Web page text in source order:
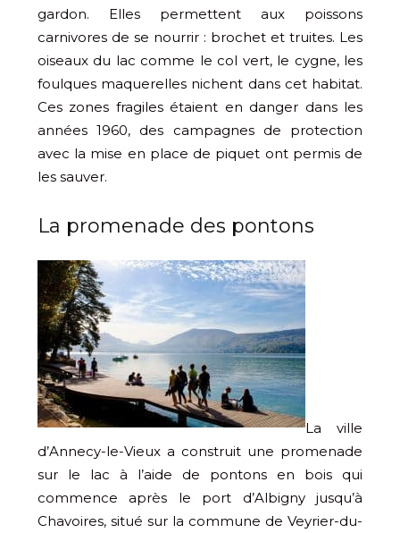
gardon. Elles permettent aux poissons
carnivores de se nourrir : brochet et truites. Les
oiseaux du lac comme le col vert, le cygne, les
foulques maquerelles nichent dans cet habitat.
Ces zones fragiles étaient en danger dans les
années 1960, des campagnes de protection
avec la mise en place de piquet ont permis de
les sauver.
La promenade des pontons
La ville
d’Annecy-le-Vieux a construit une promenade
sur le lac à l’aide de pontons en bois qui
commence après le port d’Albigny jusqu’à
Chavoires, situé sur la commune de Veyrier-du-